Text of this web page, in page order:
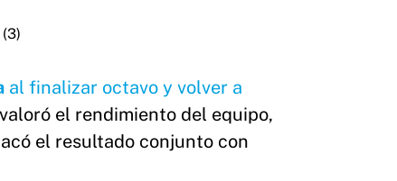
al finalizar octavo y volver a
el rendimiento del equipo,
el resultado conjunto con